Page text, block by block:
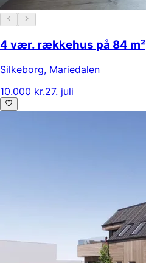
4 vær. rækkehus på 84 m²
Silkeborg, Mariedalen
10.000 kr.27. juli